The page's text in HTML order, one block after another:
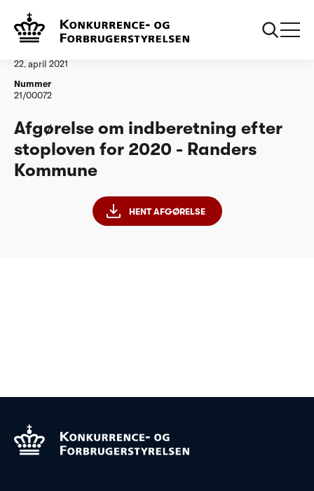
Vandtilsyn
22. april 2021
Nummer
21/00072
Afgørelse om indberetning efter
stoploven for 2020 - Randers
Kommune
HENT AFGØRELSE